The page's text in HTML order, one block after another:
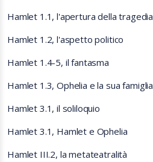
Hamlet 1.1, l'apertura della tragedia
Hamlet 1.2, l'aspetto politico
Hamlet 1.4-5, il fantasma
Hamlet 1.3, Ophelia e la sua famiglia
Hamlet 3.1, il soliloquio
Hamlet 3.1, Hamlet e Ophelia
Hamlet III.2, la metateatralità